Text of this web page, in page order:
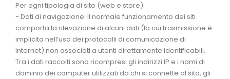
Per ogni tipologia di sito (web e store):
- Dati di navigazione: il normale funzionamento dei siti
comporta la rilevazione di alcuni dati (la cui trasmissione è
implicita nell’uso dei protocolli di comunicazione di
Internet) non associati a utenti direttamente identificabili.
Tra i dati raccolti sono ricompresi gli indirizzi IP e i nomi di
dominio dei computer utilizzati da chi si connette al sito, gli